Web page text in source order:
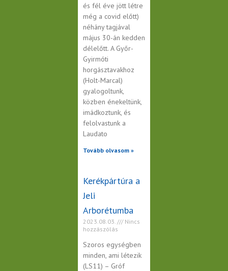
és fél éve jött létre
még a covid előtt)
néhány tagjával
május 30-án kedden
délelőtt. A Győr-
Gyirmóti
horgásztavakhoz
(Holt-Marcal)
gyalogoltunk,
közben énekeltünk,
imádkoztunk, és
felolvastunk a
Laudato
Tovább olvasom »
Kerékpártúra a
Jeli
Arborétumba
2023.08.03.
Nincs
hozzászólás
Szoros egységben
minden, ami létezik
(LS11) – Gróf